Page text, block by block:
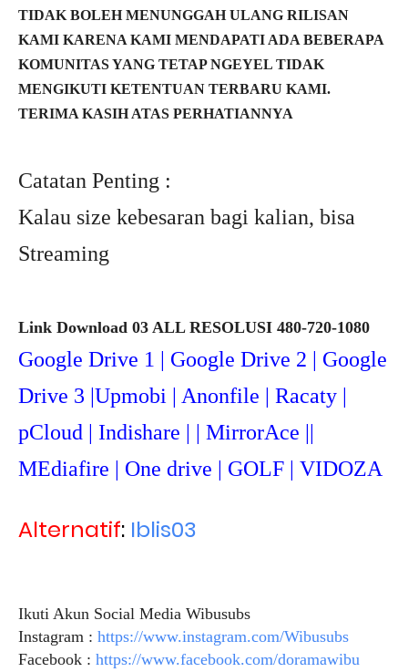
TIDAK BOLEH MENUNGGAH ULANG RILISAN
KAMI KARENA KAMI MENDAPATI ADA BEBERAPA
KOMUNITAS YANG TETAP NGEYEL TIDAK
MENGIKUTI KETENTUAN TERBARU KAMI.
TERIMA KASIH ATAS PERHATIANNYA
Catatan Penting :
Kalau size kebesaran bagi kalian, bisa
Streaming
Link Download 03 ALL RESOLUSI 480-720-1080
Google Drive 1 | Google Drive 2 | Google
Drive 3 |Upmobi | Anonfile | Racaty |
pCloud | Indishare | | MirrorAce ||
MEdiafire | One drive | GOLF | VIDOZA
Alternatif: Iblis03
Ikuti Akun Social Media Wibusubs
Instagram : https://www.instagram.com/Wibusubs
Facebook : https://www.facebook.com/doramawibu